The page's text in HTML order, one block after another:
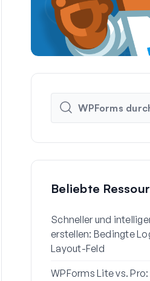
Beliebte
Schneller und
erstellen: Bedingte
Layout-Feld
WPForms Lite vs.